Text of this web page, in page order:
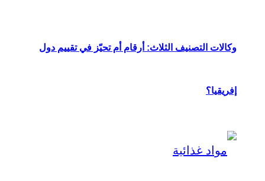
وكالات التصنيف الثلاث: أرقام أم تحيّز في تقييم دول
إفريقيا؟